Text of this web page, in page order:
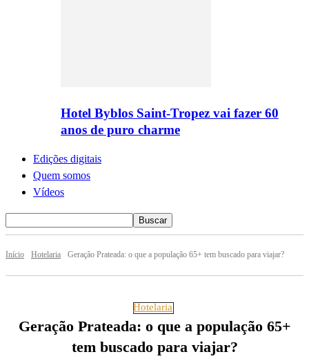
Hotel Byblos Saint-Tropez vai fazer 60
anos de puro charme
Edições digitais
Quem somos
Vídeos
Início Hotelaria Geração Prateada: o que a população 65+ tem buscado para viajar?
Hotelaria
Geração Prateada: o que a população 65+
tem buscado para viajar?